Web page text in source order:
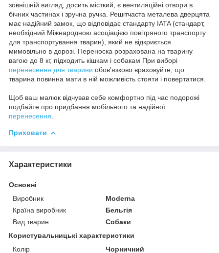
зовнішній вигляд, досить місткий, є вентиляційні отвори в
бічних частинах і зручна ручка. Решітчаста металева дверцята
має надійний замок, що відповідає стандарту IATA (стандарт,
необхідний Міжнародною асоціацією повітряного транспорту
для транспортування тварин), який не відкриється
мимовільно в дорозі. Переноска розрахована на тварину
вагою до 8 кг, підходить кішкам і собакам При виборі
перенесення для тварини обов'язково враховуйте, що
тварина повинна мати в ній можливість стояти і повертатися.
Щоб ваш малюк відчував себе комфортно під час подорожі
подбайте про придбання мобільного та надійної
перенесення
Приховати
Характеристики
Основні
Виробник
Moderna
Країна виробник
Бельгія
Вид тварин
Собаки
Користувальницькі характеристики
Колір
Чорничний